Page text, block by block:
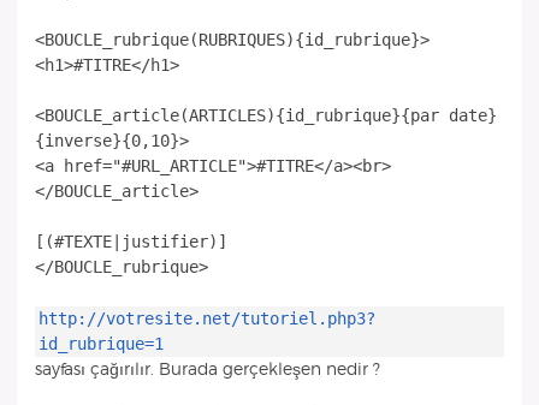
<BOUCLE_rubrique(RUBRIQUES){id_rubrique}>
<h1>#TITRE</h1>
<BOUCLE_article(ARTICLES){id_rubrique}{par date}
{inverse}{0,10}>
<a href="#URL_ARTICLE">#TITRE</a><br>
</BOUCLE_article>
[(#TEXTE|justifier)]
</BOUCLE_rubrique>
http://votresite.net/tutoriel.php3?
id_rubrique=1
sayfası çağırılır. Burada gerçekleşen nedir ?